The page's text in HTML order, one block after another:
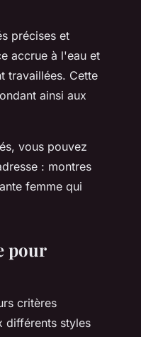
précises et
accrue à l'eau et
travaillées. Cette
ainsi aux
vous pouvez
: montres
femme qui
pour
critères
différents styles